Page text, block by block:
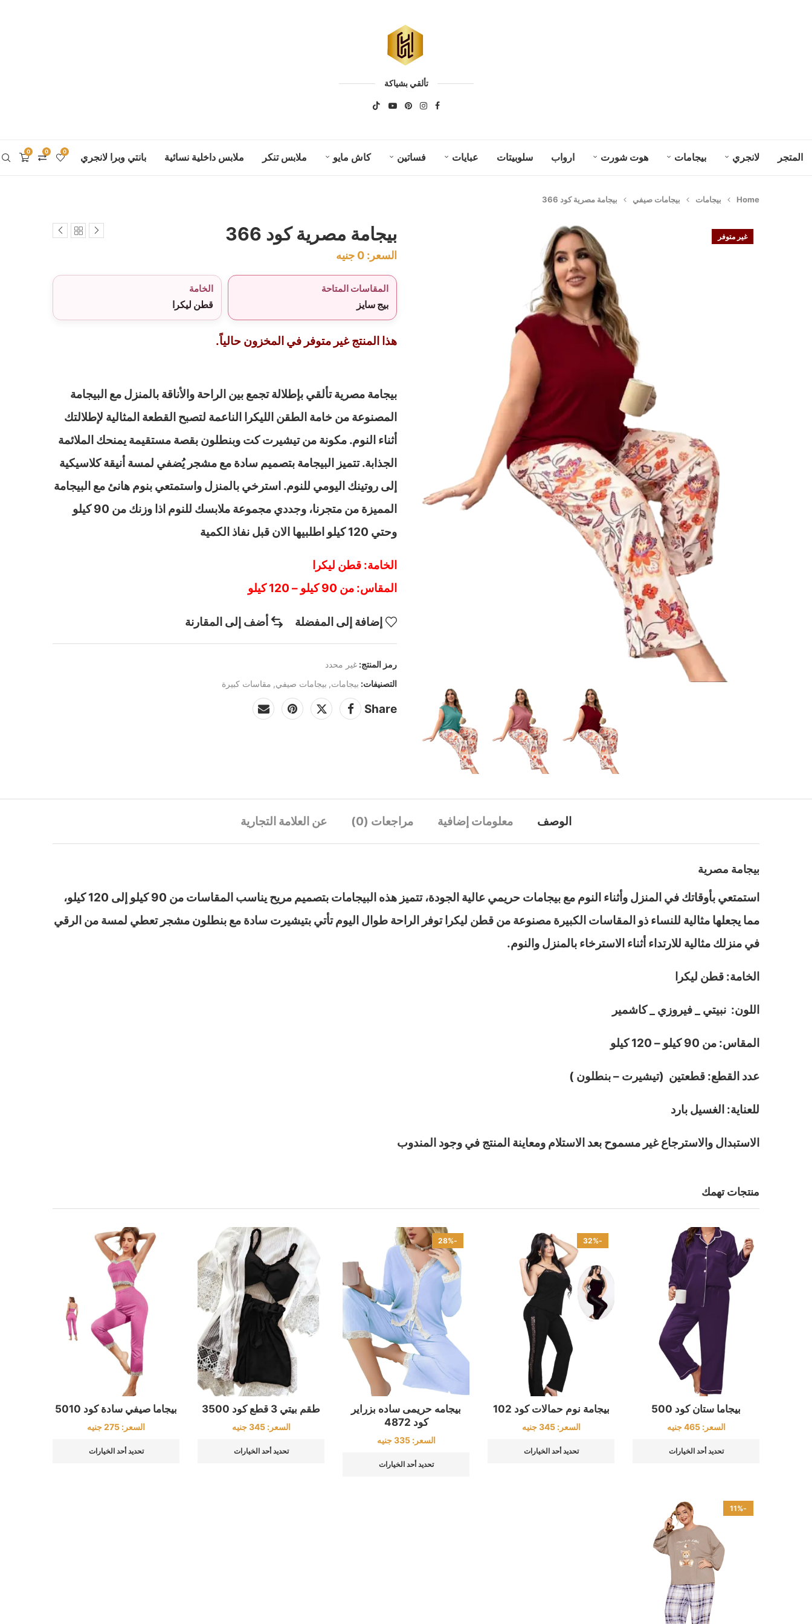
تألقي بشياكة
المتجر لانجري بيجامات هوت شورت ارواب سلوبيتات عبايات فساتين كاش مايو ملابس تنكر ملابس داخلية نسائية بانتي وبرا لانجري 0 0 0
Home بيجامات بيجامات صيفي بيجامة مصرية كود 366
غير متوفر بيجامة مصرية كود 366
السعر: 0 جنيه
المقاسات المتاحة
بيج سايز
الخامة
قطن ليكرا
هذا المنتج غير متوفر في المخزون حالياً.
بيجامة مصرية تألقي بإطلالة تجمع بين الراحة والأناقة بالمنزل مع البيجامة
المصنوعة من خامة الطقن الليكرا الناعمة لتصبح القطعة المثالية لإطلالتك
أثناء النوم. مكونة من تيشيرت كت وبنطلون بقصة مستقيمة يمنحك الملائمة
الجذابة. تتميز البيجامة بتصميم سادة مع مشجر يُضفي لمسة أنيقة كلاسيكية
إلى روتينك اليومي للنوم. استرخي بالمنزل واستمتعي بنوم هانئ مع البيجامة
المميزة من متجرنا، وجددي مجموعة ملابسك للنوم اذا وزنك من 90 كيلو
وحتي 120 كيلو اطلبيها الان قبل نفاذ الكمية
الخامة: قطن ليكرا
المقاس: من 90 كيلو – 120 كيلو
إضافة إلى المفضلة أضف إلى المقارنة
رمز المنتج: غير محدد
التصنيفات: بيجامات, بيجامات صيفي, مقاسات كبيرة
Share
الوصف معلومات إضافية مراجعات (0) عن العلامة التجارية
بيجامة مصرية
استمتعي بأوقاتك في المنزل وأثناء النوم مع بيجامات حريمي عالية الجودة، تتميز هذه البيجامات بتصميم مريح يناسب المقاسات من 90 كيلو إلى 120 كيلو،
مما يجعلها مثالية للنساء ذو المقاسات الكبيرة مصنوعة من قطن ليكرا توفر الراحة طوال اليوم تأتي بتيشيرت سادة مع بنطلون مشجر تعطي لمسة من الرقي
في منزلك مثالية للارتداء أثناء الاسترخاء بالمنزل والنوم.
الخامة: قطن ليكرا
اللون: نبيتي _ فيروزي _ كاشمير
المقاس: من 90 كيلو – 120 كيلو
عدد القطع: قطعتين (تيشيرت – بنطلون )
للعناية: الغسيل بارد
الاستبدال والاسترجاع غير مسموح بعد الاستلام ومعاينة المنتج في وجود المندوب
منتجات تهمك
بيجاما ستان كود 500
السعر:465 جنيه
تحديد أحد الخيارات
-32%
بيجامة نوم حمالات كود 102
السعر:345 جنيه
تحديد أحد الخيارات
-28%
بيجامه حريمى ساده بزراير
كود 4872
السعر:335 جنيه
تحديد أحد الخيارات
طقم بيتي 3 قطع كود 3500
السعر:345 جنيه
تحديد أحد الخيارات
بيجاما صيفي سادة كود 5010
السعر: 275جنيه
تحديد أحد الخيارات
-11%